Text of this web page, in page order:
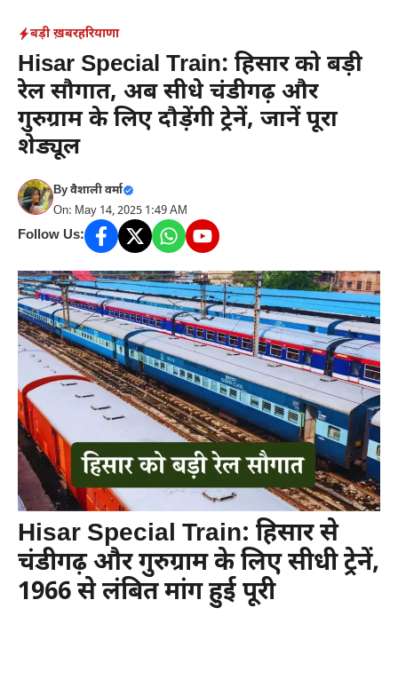
content
बड़ी ख़बरहरियाणा
Hisar Special Train: हिसार को बड़ी
रेल सौगात, अब सीधे चंडीगढ़ और
गुरुग्राम के लिए दौड़ेंगी ट्रेनें, जानें पूरा
शेड्यूल
Byवैशाली वर्मा
On: May 14, 2025 1:49 AM
Follow Us:
Hisar Special Train: हिसार से
चंडीगढ़ और गुरुग्राम के लिए सीधी ट्रेनें,
1966 से लंबित मांग हुई पूरी